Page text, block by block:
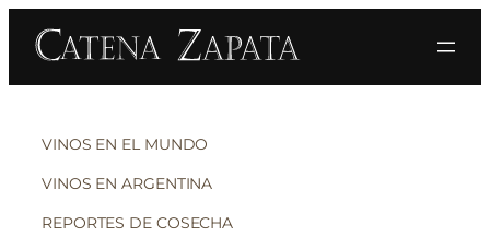
VINOS EN EL MUNDO
VINOS EN ARGENTINA
REPORTES DE COSECHA